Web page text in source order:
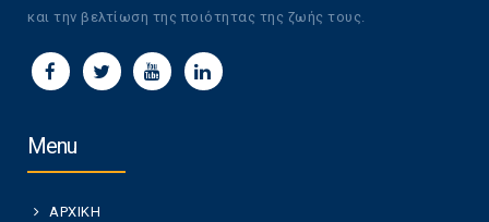
και την βελτίωση της ποιότητας της ζωής τους.
Menu
ΑΡΧΙΚΗ